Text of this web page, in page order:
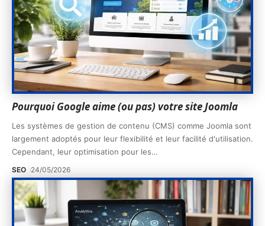
Pourquoi Google aime (ou pas) votre site Joomla
Les systèmes de gestion de contenu (CMS) comme Joomla sont
largement adoptés pour leur flexibilité et leur facilité d'utilisation.
Cependant, leur optimisation pour les…
SEO 24/05/2026